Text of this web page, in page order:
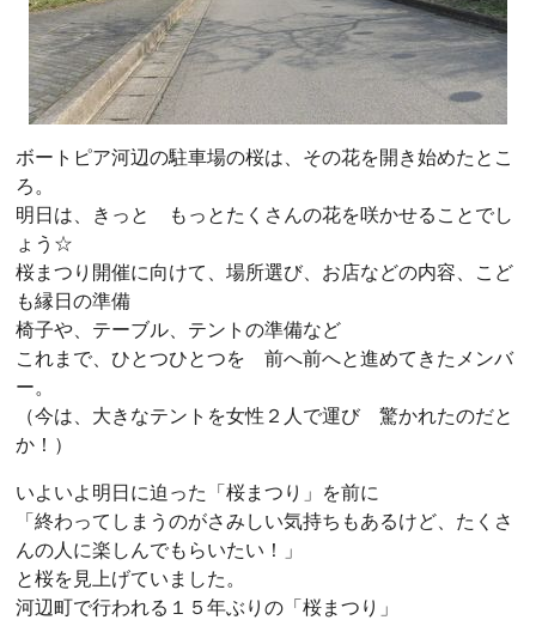
ボートピア河辺の駐車場の桜は、その花を開き始めたとこ
ろ。
明日は、きっと もっとたくさんの花を咲かせることでし
ょう☆
桜まつり開催に向けて、場所選び、お店などの内容、こど
も縁日の準備
椅子や、テーブル、テントの準備など
これまで、ひとつひとつを 前へ前へと進めてきたメンバ
ー。
（今は、大きなテントを女性２人で運び 驚かれたのだと
か！）
いよいよ明日に迫った「桜まつり」を前に
「終わってしまうのがさみしい気持ちもあるけど、たくさ
んの人に楽しんでもらいたい！」
と桜を見上げていました。
河辺町で行われる１５年ぶりの「桜まつり」